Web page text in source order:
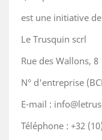
est une initiative
Le Trusquin scrl
Rue des Wallons, 8
N° d'entreprise
E-mail :
Téléphone : +32